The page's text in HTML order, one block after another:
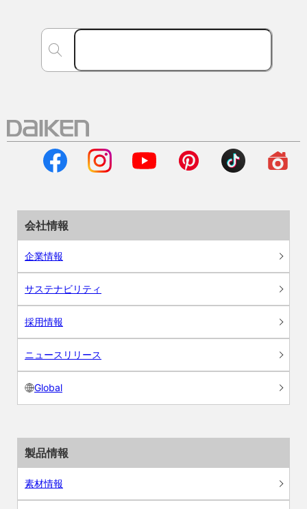
会社情報
企業情報
サステナビリティ
採用情報
ニュースリリース
Global
製品情報
素材情報